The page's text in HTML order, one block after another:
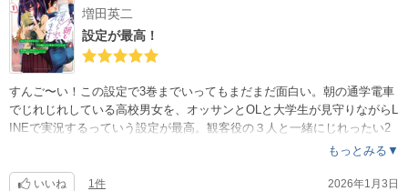
増田英二
設定が最高！
すんご〜い！この設定で3巻までいってもまだまだ面白い。朝の通学電車
でじれじれしている高校男女を、オッサンとOLと大学生が見守りながらL
INEで実況するっていう設定が最高。観客役の３人と一緒にじれったい2
もっとみる▼
いいね 1件 2026年1月3日